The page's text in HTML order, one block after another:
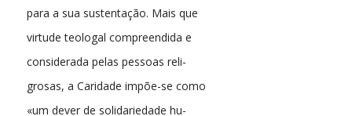
para a sua sustentação. Mais que
virtude teologal compreendida e
considerada pelas pessoas reli-
grosas, a Caridade impõe-se como
«um dever de solidariedade hu-